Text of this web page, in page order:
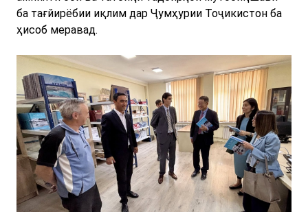
ба тағйирёбии иқлим дар Ҷумҳурии Тоҷикистон ба
ҳисоб меравад.